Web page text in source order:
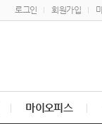
로그인 회원가입
마이오피스